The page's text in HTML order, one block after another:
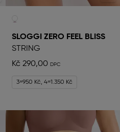
SLOGGI ZERO FEEL BLISS
STRING
Kč 290,00
3=950 Kč, 4=1.350 Kč